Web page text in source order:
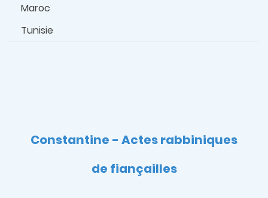
Maroc
Tunisie
Constantine - Actes rabbiniques
de fiançailles